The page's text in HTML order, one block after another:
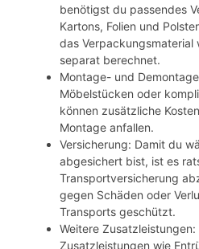
benötigst du passendes
Kartons, Folien und
das Verpackungsmaterial
separat berechnet.
Montage- und
Möbelstücken oder
können zusätzliche
Montage anfallen.
Versicherung: Damit du
abgesichert bist, ist es
Transportversicherung
gegen Schäden oder
Transports geschützt.
Weitere
Zusatzleistungen wie